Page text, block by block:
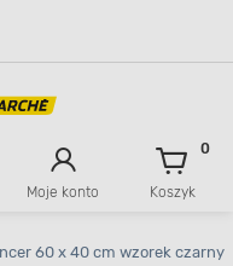
Moje konto Koszyk
0
60 x 40 cm wzorek czarny